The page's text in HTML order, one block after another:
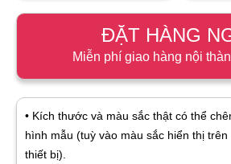
ĐẶT HÀNG
Miễn phí giao hàng nội
• Kích thước và màu sắc thật có thể
hình mẫu (tuỳ vào màu sắc hiển thị
thiết bị).